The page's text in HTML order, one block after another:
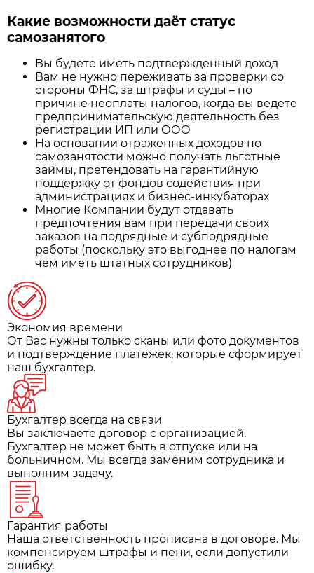
Какие возможности даёт статус
самозанятого
Вы будете иметь подтвержденный доход
Вам не нужно переживать за проверки со
стороны ФНС, за штрафы и суды – по
причине неоплаты налогов, когда вы ведете
предпринимательскую деятельность без
регистрации ИП или ООО
На основании отраженных доходов по
самозанятости можно получать льготные
займы, претендовать на гарантийную
поддержку от фондов содействия при
администрациях и бизнес-инкубаторах
Многие Компании будут отдавать
предпочтения вам при передачи своих
заказов на подрядные и субподрядные
работы (поскольку это выгоднее по налогам
чем иметь штатных сотрудников)
Экономия времени
От Вас нужны только сканы или фото документов
и подтверждение платежек, которые сформирует
наш бухгалтер.
Бухгалтер всегда на связи
Вы заключаете договор с организацией.
Бухгалтер не может быть в отпуске или на
больничном. Мы всегда заменим сотрудника и
выполним задачу.
Гарантия работы
Наша ответственность прописана в договоре. Мы
компенсируем штрафы и пени, если допустили
ошибку.